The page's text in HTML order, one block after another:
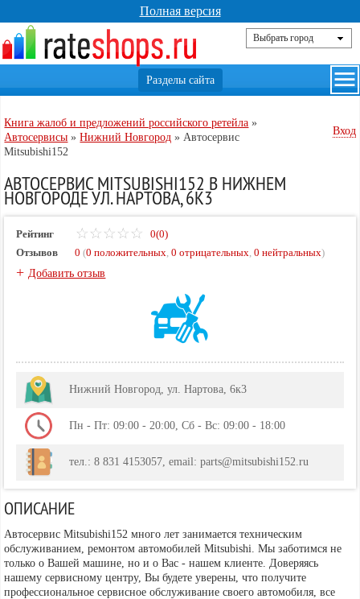
Полная версия
Книга жалоб и предложений российского ретейла »
Автосервисы »Нижний Новгород »Автосервис
Mitsubishi152
Вход
АВТОСЕРВИС MITSUBISHI152 В НИЖНЕМ
НОВГОРОДЕ УЛ. НАРТОВА, 6К3
Рейтинг
0(0)
Отзывов
0 (0 положительных,0 отрицательных,0 нейтральных)
+Добавить отзыв
Нижний Новгород, ул. Нартова, 6к3
Пн - Пт: 09:00 - 20:00, Сб - Вс: 09:00 - 18:00
тел.: 8 831 4153057, email: parts@mitsubishi152.ru
ОПИСАНИЕ
Автосервис Mitsubishi152 много лет занимается техническим
обслуживанием, ремонтом автомобилей Mitsubishi. Мы заботимся не
только о Вашей машине, но и о Вас - нашем клиенте. Доверяясь
нашему сервисному центру, Вы будете уверены, что получите
профессиональное сервисное обслуживание своего автомобиля, все